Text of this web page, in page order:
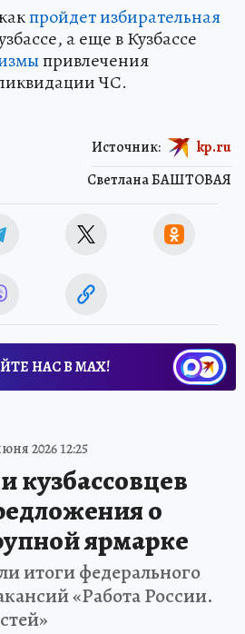
пройдет избирательная
а еще в Кузбассе
привлечения
ЧС.
Светлана БАШТОВАЯ
Источник: kp.ru
НАС В МАХ!
2026 12:25
кузбассовцев
о
ярмарке
итоги федерального
«Работа России.